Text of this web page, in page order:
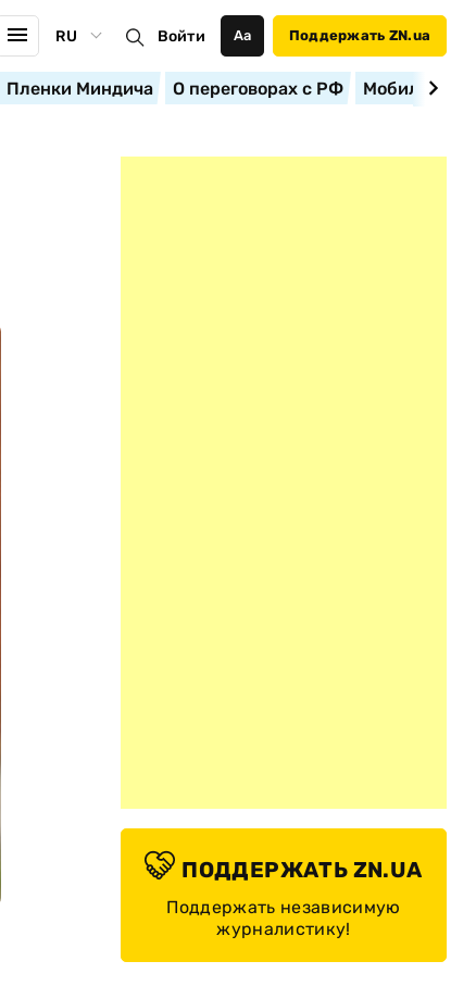
RU Войти Аа Поддержать ZN.ua
Пленки Миндича О переговорах с РФ
ПОДДЕРЖАТЬ ZN.UA
Поддержать независимую
журналистику!